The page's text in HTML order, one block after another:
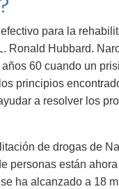
para la
Ronald Hubbard.
60 cuando un
principios
a resolver los
de drogas de
personas están
ha alcanzado a 18